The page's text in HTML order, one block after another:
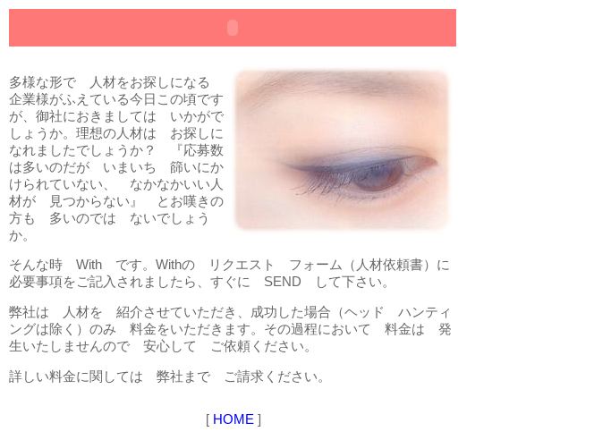
多様な形で 人材をお探しになる
企業様がふえている今日この頃です
が、御社におきましては いかがで
しょうか。理想の人材は お探しに
なれましたでしょうか？ 『応募数
は多いのだが いまいち 篩いにか
けられていない、 なかなかいい人
材が 見つからない』 とお嘆きの
方も 多いのでは ないでしょう
か。
そんな時 With です。Withの リクエスト フォーム（人材依頼書）に
必要事項をご記入されましたら、すぐに SEND して下さい。
弊社は 人材を 紹介させていただき、成功した場合（ヘッド ハンティ
ングは除く）のみ 料金をいただきます。その過程において 料金は 発
生いたしませんので 安心して ご依頼ください。
詳しい料金に関しては 弊社まで ご請求ください。
[ HOME ]